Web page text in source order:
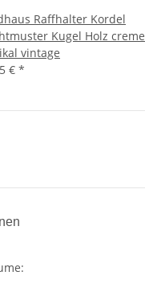
Raffhalter Kordel
Kugel Holz creme
vintage
€ *